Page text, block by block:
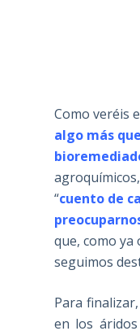
Como veréis
algo más
“cuento de
que, como
seguimos
Para
en los áridos